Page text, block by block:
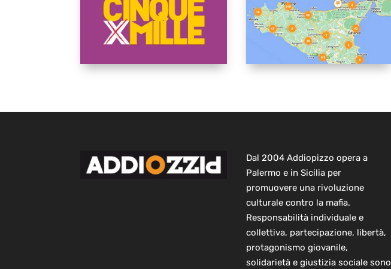
Dal 2004 Addiopizzo opera a
Palermo e in Sicilia per
promuovere una rivoluzione
culturale contro la mafia.
Responsabilità individuale e
collettiva, partecipazione, libertà,
protagonismo giovanile,
solidarietà e giustizia sociale sono